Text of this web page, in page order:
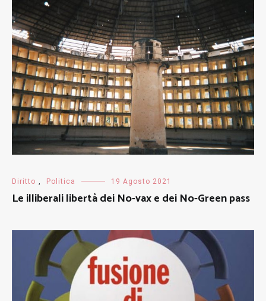
Diritto , Politica 19 Agosto 2021
Le illiberali libertà dei No-vax e dei No-Green pass